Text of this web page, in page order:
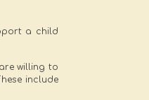
a child
willing to
include